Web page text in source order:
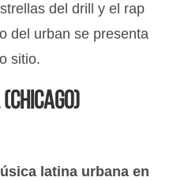
del drill y el rap
del urban se presenta
sitio.
latina urbana en